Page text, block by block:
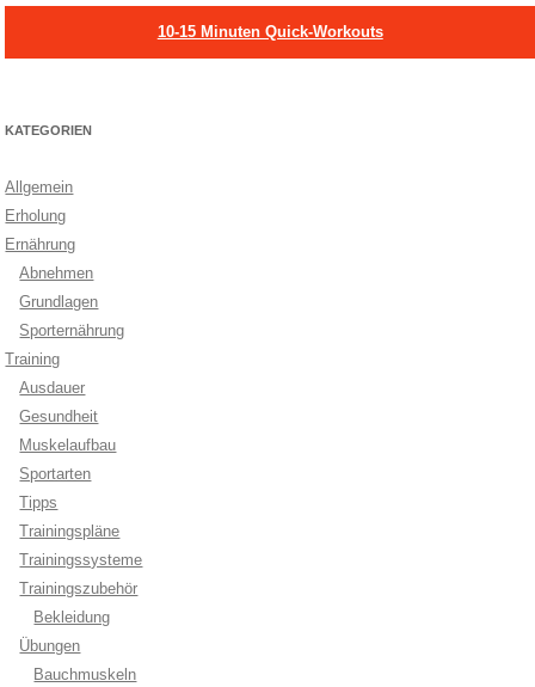
10-15 Minuten Quick-Workouts
KATEGORIEN
Allgemein
Erholung
Ernährung
Abnehmen
Grundlagen
Sporternährung
Training
Ausdauer
Gesundheit
Muskelaufbau
Sportarten
Tipps
Trainingspläne
Trainingssysteme
Trainingszubehör
Bekleidung
Übungen
Bauchmuskeln